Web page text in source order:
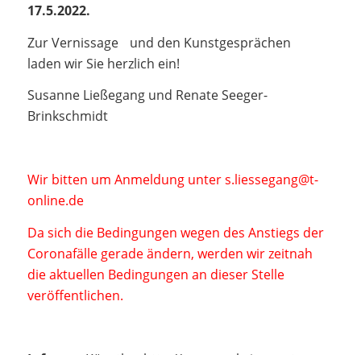
17.5.2022.
Zur Vernissage und den Kunstgesprächen
laden wir Sie herzlich ein!
Susanne Ließegang und Renate Seeger-
Brinkschmidt
Wir bitten um Anmeldung unter s.liessegang@t-
online.de
Da sich die Bedingungen wegen des Anstiegs der
Coronafälle gerade ändern, werden wir zeitnah
die aktuellen Bedingungen an dieser Stelle
veröffentlichen.